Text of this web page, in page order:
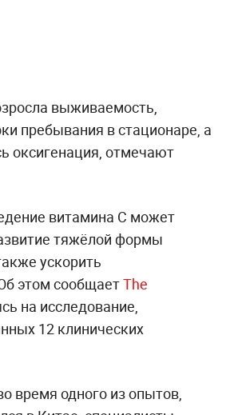
выживаемость,
пребывания в стационаре, а
оксигенация, отмечают
витамина C может
тяжёлой формы
ускорить
этом сообщаетThe
на исследование,
12 клинических
время одного из опытов,